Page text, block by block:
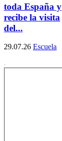
toda España y
recibe la visita
del...
29.07.26 Escuela